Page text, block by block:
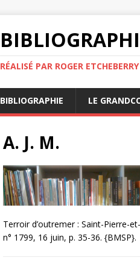
RÉALISÉ PAR ROGER
BIBLIOGRAPHIE LE
A. J. M.
Terroir d’outremer : Saint-Pierre-
n° 1799, 16 juin, p. 35-36. {BMSP}.